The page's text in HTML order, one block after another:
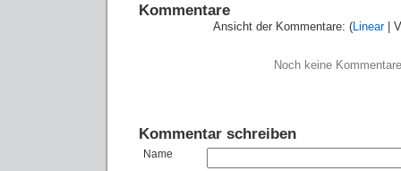
Kommentare
Ansicht der Kommentare: (Linear|
Noch keine Kommentare
Kommentar schreiben
Name